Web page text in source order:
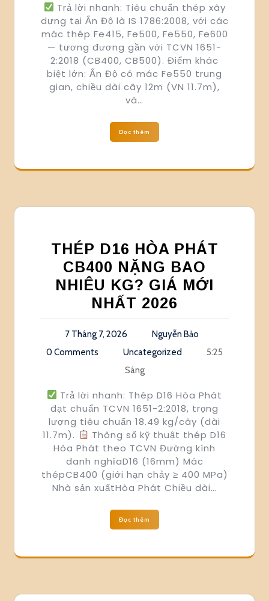
Trả lời nhanh: Tiêu chuẩn thép xây
dựng tại Ấn Độ là IS 1786:2008, với các
mác thép Fe415, Fe500, Fe550, Fe600
— tương đương gần với TCVN 1651-
2:2018 (CB400, CB500). Điểm khác
biệt lớn: Ấn Độ có mác Fe550 trung
gian, chiều dài cây 12m (VN 11.7m),
và…
Đọc thêm
THÉP D16 HÒA PHÁT
CB400 NẶNG BAO
NHIÊU KG? GIÁ MỚI
NHẤT 2026
7 Tháng 7, 2026
Nguyễn Bảo
0 Comments
Uncategorized
5:25
Sáng
Trả lời nhanh: Thép D16 Hòa Phát
đạt chuẩn TCVN 1651-2:2018, trọng
lượng tiêu chuẩn 18.49 kg/cây (dài
11.7m).
Thông số kỹ thuật thép D16
Hòa Phát theo TCVN Đường kính
danh nghĩaD16 (16mm) Mác
thépCB400 (giới hạn chảy ≥ 400 MPa)
Nhà sản xuấtHòa Phát Chiều dài…
Đọc thêm